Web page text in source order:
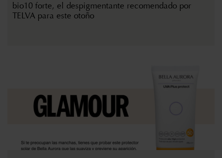
bio10 forte, el despigmentante recomendado por
TELVA para este otoño